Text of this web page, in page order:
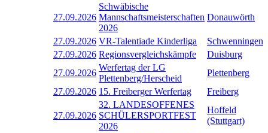
27.09.2026
Schwäbische
Mannschaftsmeisterschaften
2026
Donauwörth
27.09.2026 VR-Talentiade Kinderliga
Schwenningen
27.09.2026 Regionsvergleichskämpfe
Duisburg
27.09.2026
Werfertag der LG
Plettenberg/Herscheid
Plettenberg
27.09.2026 15. Freiberger Werfertag Freiberg
27.09.2026
32. LANDESOFFENES
SCHÜLERSPORTFEST
2026
Hoffeld
(Stuttgart)